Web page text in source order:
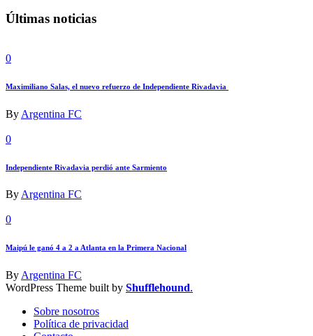
Últimas noticias
0
Maximiliano Salas, el nuevo refuerzo de Independiente Rivadavia
By Argentina FC
0
Independiente Rivadavia perdió ante Sarmiento
ByArgentina FC
0
Maipú le ganó 4 a 2 a Atlanta en la Primera Nacional
ByArgentina FC
WordPress Theme built by Shufflehound.
Sobre nosotros
Política de privacidad